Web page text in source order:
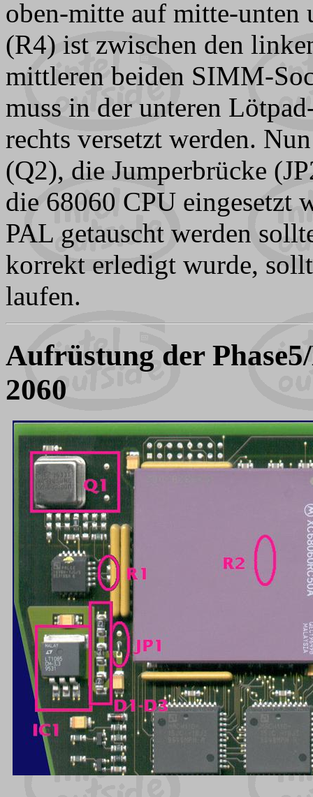
oben-mitte auf mitte-unten
(R4) ist zwischen den
mittleren beiden SIMM-
muss in der unteren
rechts versetzt werden.
(Q2), die Jumperbrücke
die 68060 CPU eingesetzt
PAL getauscht werden
korrekt erledigt wurde,
laufen.
Aufrüstung der
2060